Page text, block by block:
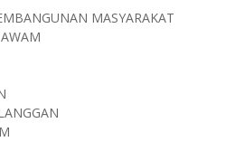
MASYARAKAT